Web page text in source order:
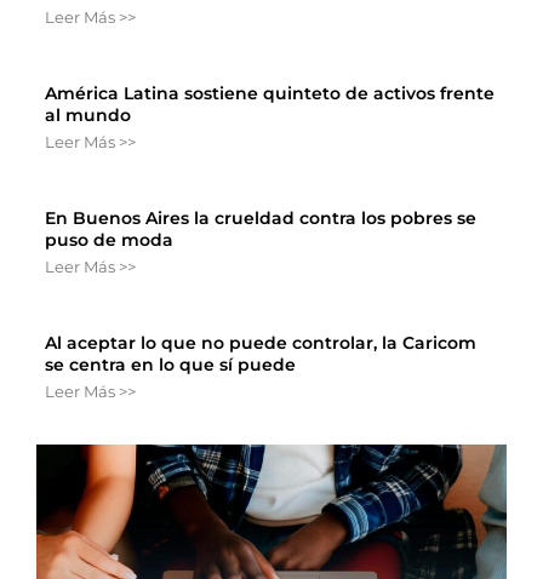
Leer Más >>
América Latina sostiene quinteto de activos frente
al mundo
Leer Más >>
En Buenos Aires la crueldad contra los pobres se
puso de moda
Leer Más >>
Al aceptar lo que no puede controlar, la Caricom
se centra en lo que sí puede
Leer Más >>